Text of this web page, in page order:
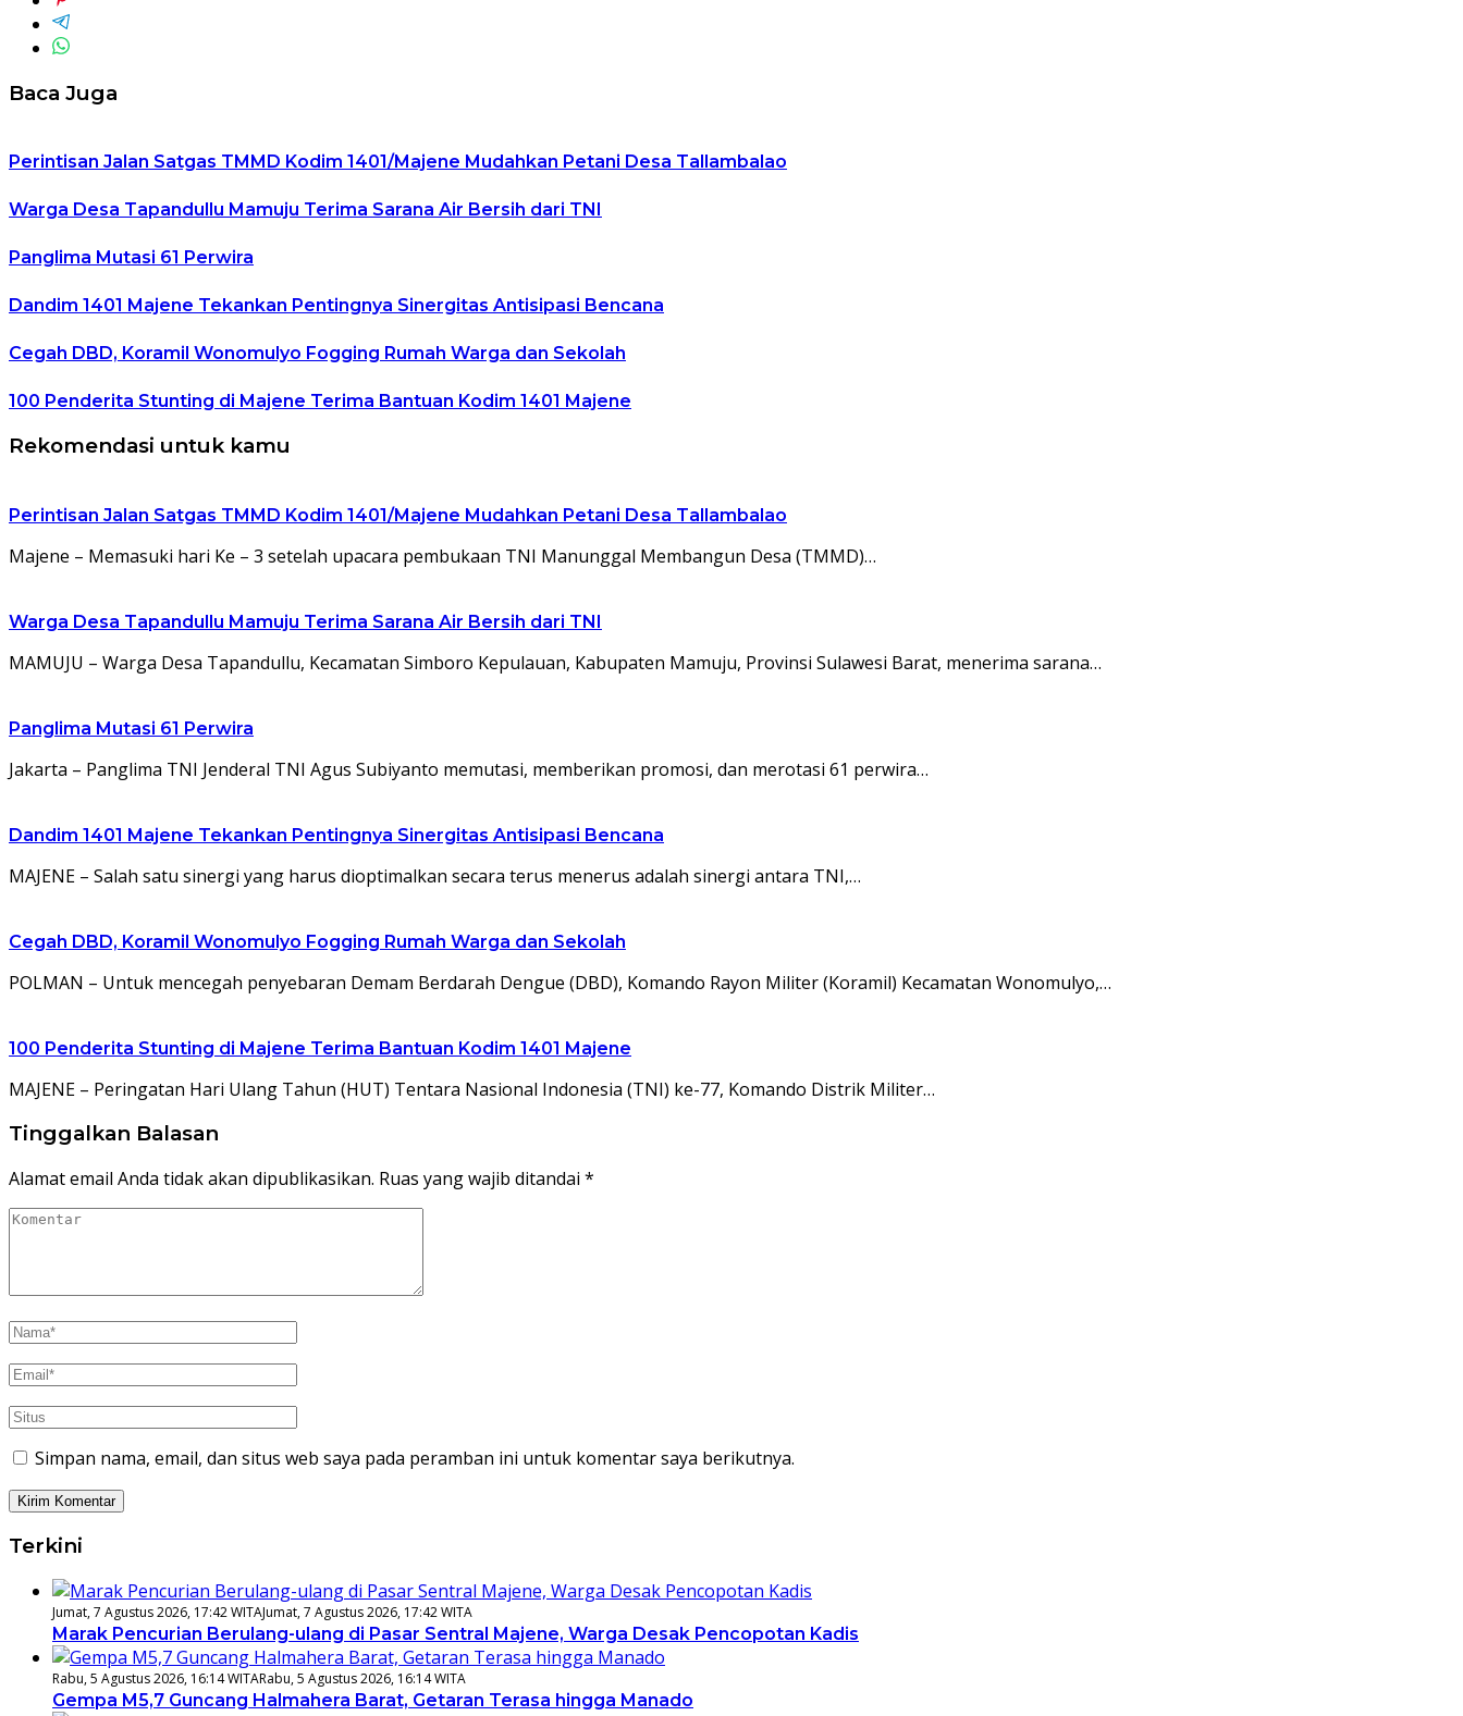
Baca Juga
Perintisan Jalan Satgas TMMD Kodim 1401/Majene Mudahkan Petani Desa Tallambalao
Warga Desa Tapandullu Mamuju Terima Sarana Air Bersih dari TNI
Panglima Mutasi 61 Perwira
Dandim 1401 Majene Tekankan Pentingnya Sinergitas Antisipasi Bencana
Cegah DBD, Koramil Wonomulyo Fogging Rumah Warga dan Sekolah
100 Penderita Stunting di Majene Terima Bantuan Kodim 1401 Majene
Rekomendasi untuk kamu
Perintisan Jalan Satgas TMMD Kodim 1401/Majene Mudahkan Petani Desa Tallambalao
Majene – Memasuki hari Ke – 3 setelah upacara pembukaan TNI Manunggal Membangun Desa (TMMD)…
Warga Desa Tapandullu Mamuju Terima Sarana Air Bersih dari TNI
MAMUJU – Warga Desa Tapandullu, Kecamatan Simboro Kepulauan, Kabupaten Mamuju, Provinsi Sulawesi Barat, menerima sarana…
Panglima Mutasi 61 Perwira
Jakarta – Panglima TNI Jenderal TNI Agus Subiyanto memutasi, memberikan promosi, dan merotasi 61 perwira…
Dandim 1401 Majene Tekankan Pentingnya Sinergitas Antisipasi Bencana
MAJENE – Salah satu sinergi yang harus dioptimalkan secara terus menerus adalah sinergi antara TNI,…
Cegah DBD, Koramil Wonomulyo Fogging Rumah Warga dan Sekolah
POLMAN – Untuk mencegah penyebaran Demam Berdarah Dengue (DBD), Komando Rayon Militer (Koramil) Kecamatan Wonomulyo,…
100 Penderita Stunting di Majene Terima Bantuan Kodim 1401 Majene
MAJENE – Peringatan Hari Ulang Tahun (HUT) Tentara Nasional Indonesia (TNI) ke-77, Komando Distrik Militer…
Tinggalkan Balasan
Alamat email Anda tidak akan dipublikasikan. Ruas yang wajib ditandai *
Simpan nama, email, dan situs web saya pada peramban ini untuk komentar saya berikutnya.
Terkini
Jumat, 7 Agustus 2026, 17:42 WITAJumat, 7 Agustus 2026, 17:42 WITA
Marak Pencurian Berulang-ulang di Pasar Sentral Majene, Warga Desak Pencopotan Kadis
Rabu, 5 Agustus 2026, 16:14 WITARabu, 5 Agustus 2026, 16:14 WITA
Gempa M5,7 Guncang Halmahera Barat, Getaran Terasa hingga Manado